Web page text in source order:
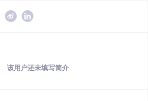
该用户还未填写简介